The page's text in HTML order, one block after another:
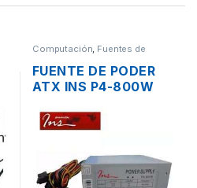
Computación, Fuentes de
Poder
FUENTE DE PODER
ATX INS P4-800W
CONECTORES
SATA/IDE 38A